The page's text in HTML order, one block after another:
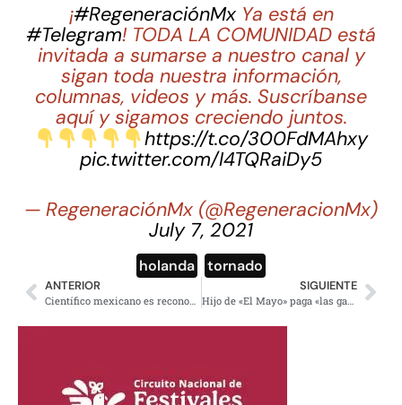
¡#RegeneraciónMxYa está en
#Telegram! TODA LA COMUNIDAD está
invitada a sumarse a nuestro canal y
sigan toda nuestra información,
columnas, videos y más. Suscríbanse
aquí y sigamos creciendo juntos.
https://t.co/300FdMAhxy
pic.twitter.com/I4TQRaiDy5
— RegeneraciónMx (@RegeneracionMx)
July 7, 2021
holanda tornado
ANTERIOR SIGUIENTE
Hijo de «El Mayo» paga «las ganancias de sus delitos» para quedar fuera de custodia